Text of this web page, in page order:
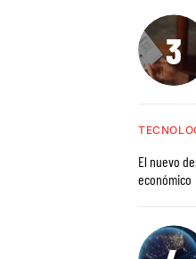
El nuevo
económico